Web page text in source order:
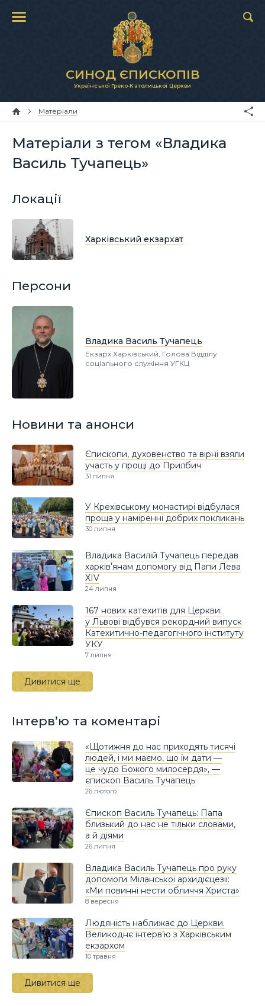
СИНОД ЄПИСКОПІВ
Української Греко-Католицької Церкви
Матеріали
Матеріали з тегом «Владика
Василь Тучапець»
Локації
Харківський екзархат
Персони
Владика Василь Тучапець
Екзарх Харківський, Голова Відділу
соціального служіння УГКЦ
Новини та анонси
Єпископи, духовенство та вірні взяли
участь у прощі до Прилбич
31 липня
У Крехівському монастирі відбулася
проща у наміренні добрих покликань
30 липня
Владика Василій Тучапець передав
харківʼянам допомогу від Папи Лева
ХIV
24 липня
167 нових катехитів для Церкви:
у Львові відбувся рекордний випуск
Катехитично-педагогічного інституту
УКУ
7 липня
Дивитися ще
Інтерв’ю та коментарі
«Щотижня до нас приходять тисячі
людей, і ми маємо, що їм дати —
це чудо Божого милосердя», —
єпископ Василь Тучапець
26 лютого
Єпископ Василь Тучапець: Папа
близький до нас не тільки словами,
а й діями
26 липня
Владика Василь Тучапець про руку
допомоги Міланської архидієцезії:
«Ми повинні нести обличчя Христа»
8 вересня
Людяність наближає до Церкви.
Великоднє інтерв’ю з Харківським
екзархом
10 травня
Дивитися ще